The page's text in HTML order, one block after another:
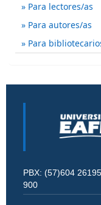
Para lectores/as
Para autores/as
Para
PBX: (57)604
900